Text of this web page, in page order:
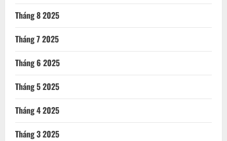
Tháng 8 2025
Tháng 7 2025
Tháng 6 2025
Tháng 5 2025
Tháng 4 2025
Tháng 3 2025